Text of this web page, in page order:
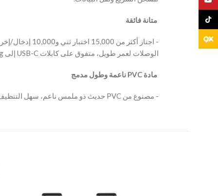
‫ متانة فائقة
الوصلات لعمر طويل، متفوق على كابلات USB-C إلى Lightning الأخرى.
‫ مادة PVC ناعمة وطول مدمج
‫- مصنوع من PVC حديث ذو ملمس ناعم، سهل التنظيف، قابل للطي ويسهل حمله في حقيبة أو جيب.